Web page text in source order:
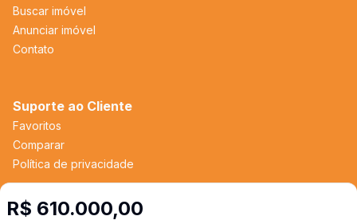
R$ 610.000,00
Buscar imóvel
Anunciar imóvel
Contato
Suporte ao Cliente
Favoritos
Comparar
Política de privacidade